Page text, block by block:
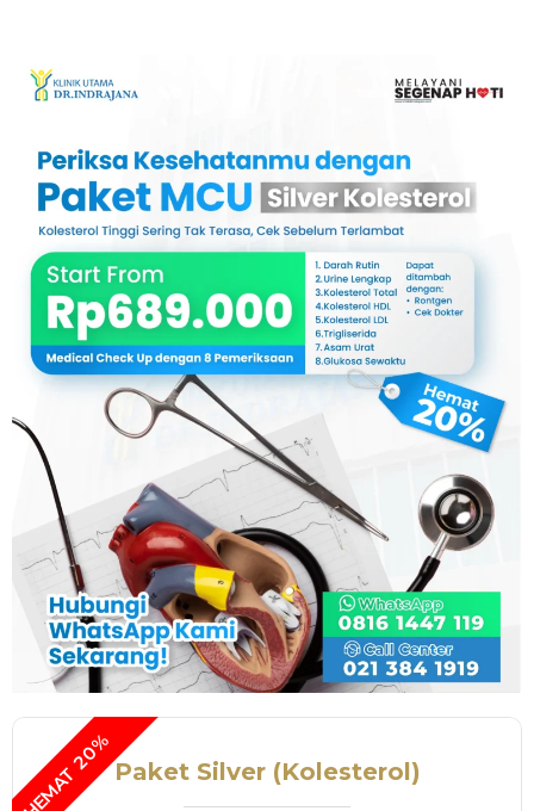
Paket Silver (Kolesterol)